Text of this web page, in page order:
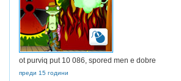
ot purviq put 10 086, spored men e dobre
преди 15 години